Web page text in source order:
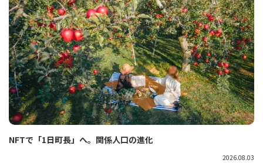
NFTで「1日町長」へ。関係人口の進化
2026.08.03